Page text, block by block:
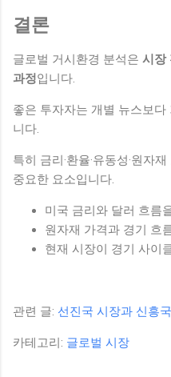
결론
글로벌 거시환경 분석은 시장
과정입니다.
좋은 투자자는 개별 뉴스보
니다.
특히 금리·환율·유동성·원자
중요한 요소입니다.
미국 금리와 달러 흐름
원자재 가격과 경기 흐
현재 시장이 경기 사이
관련 글: 선진국 시장과 신흥
카테고리: 글로벌 시장